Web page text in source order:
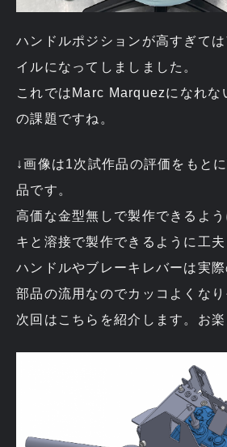
ハンドルポジションが高すぎて
イルになってしましました。
これではMarc Marquezになれな
の課題ですね。
↓画像は1次試作品の評価をもと
品です。
高価な金型無しで製作できるよ
キと溶接で製作できるように工夫
ハンドルやブレーキレバーは実
部品の流用なのでカッコよくなり
次回はこちらを紹介します。お楽